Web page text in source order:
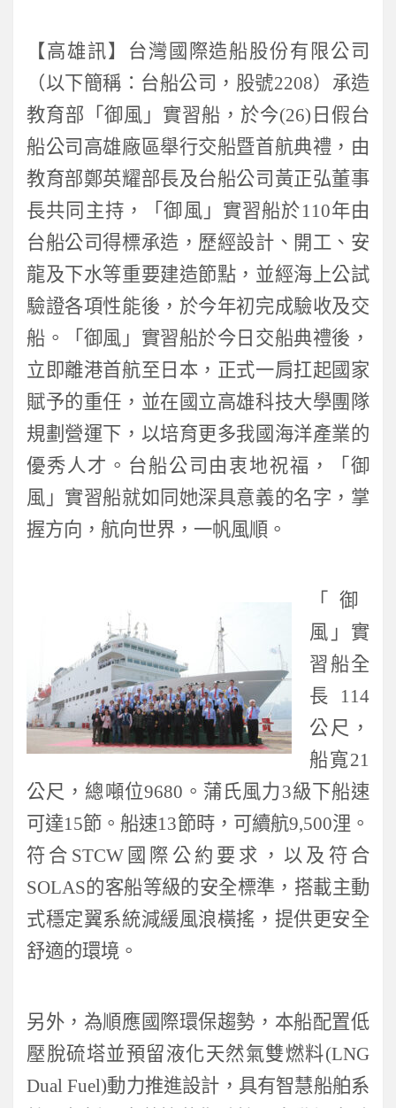
【高雄訊】台灣國際造船股份有限公司
（以下簡稱：台船公司，股號2208）承造
教育部「御風」實習船，於今(26) 日假台
船公司高雄廠區舉行交船暨首航典禮，由
教育部鄭英耀部長及台船公司黃正弘董事
長共同主持，「御風」實習船於110年由
台船公司得標承造，歷經設計、開工、安
龍及下水等重要建造節點，並經海上公試
驗證各項性能後，於今年初完成驗收及交
船。「御風」實習船於今日交船典禮後，
立即離港首航至日本，正式一肩扛起國家
賦予的重任，並在國立高雄科技大學團隊
規劃營運下，以培育更多我國海洋產業的
優秀人才。台船公司由衷地祝福，「御
風」實習船就如同她深具意義的名字，掌
握方向，航向世界，一帆風順。
「御
風」實
習船全
長 114
公尺，
船寬21
公尺，總噸位9680 。蒲氏風力3級下船速
可達15節。船速13節時，可續航9,500浬。
符合 STCW國際公約要求，以及符合
SOLAS的客船等級的安全標準，搭載主動
式穩定翼系統減緩風浪橫搖，提供更安全
舒適的環境。
另外，為順應國際環保趨勢，本船配置低
壓脫硫塔並預留液化天然氣雙燃料(LNG
Dual Fuel)動力推進設計，具有智慧船舶系